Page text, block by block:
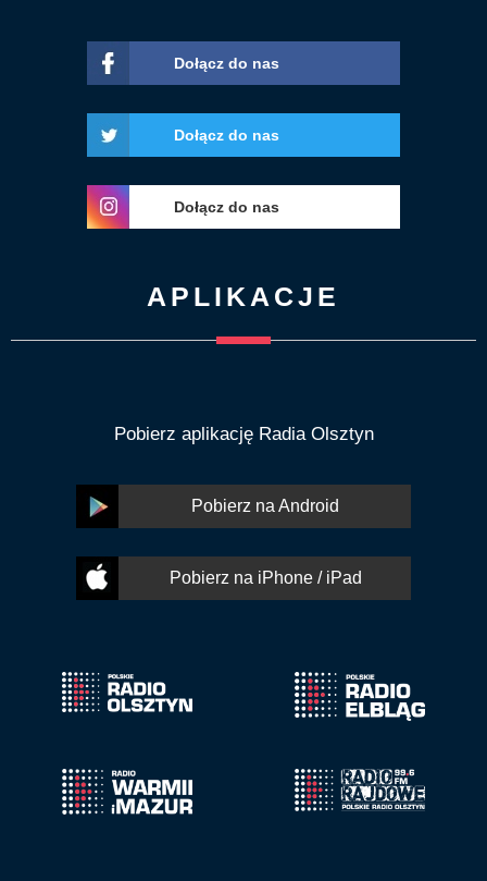
Dołącz do nas
Dołącz do nas
Dołącz do nas
APLIKACJE
Pobierz aplikację Radia Olsztyn
Pobierz na Android
Pobierz na iPhone / iPad